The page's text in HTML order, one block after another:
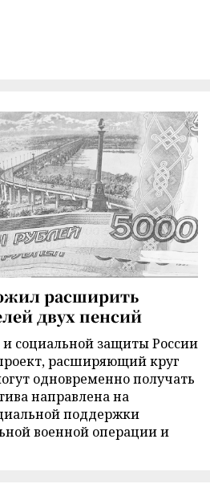
расширить
двух пенсий
социальной защиты России
расширяющий круг
одновременно получать
направлена на
поддержки
военной операции и